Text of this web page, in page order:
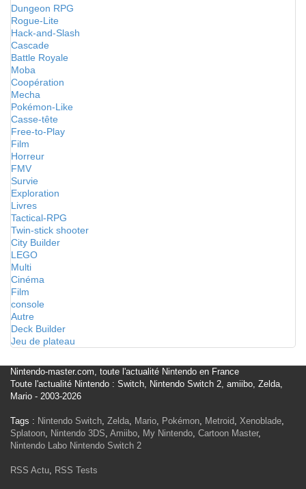
Dungeon RPG
Rogue-Lite
Hack-and-Slash
Cascade
Battle Royale
Moba
Coopération
Mecha
Pokémon-Like
Casse-tête
Free-to-Play
Film
Horreur
FMV
Survie
Exploration
Livres
Tactical-RPG
Twin-stick shooter
City Builder
LEGO
Multi
Cinéma
Film
console
Autre
Deck Builder
Jeu de plateau
Nintendo-master.com, toute l'actualité Nintendo en France
Toute l'actualité Nintendo : Switch, Nintendo Switch 2, amiibo, Zelda,
Mario - 2003-2026
Tags : Nintendo Switch, Zelda, Mario, Pokémon, Metroid, Xenoblade,
Splatoon, Nintendo 3DS, Amiibo, My Nintendo, Cartoon Master,
Nintendo Labo Nintendo Switch 2
RSS Actu, RSS Tests